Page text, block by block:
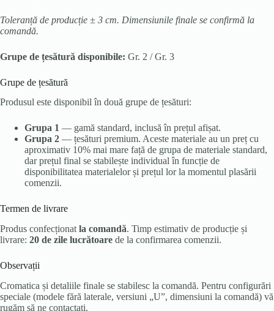
Toleranță de producție ± 3 cm. Dimensiunile finale se confirmă la
comandă.
Grupe de țesătură disponibile: Gr. 2 / Gr. 3
Grupe de țesătură
Produsul este disponibil în două grupe de țesături:
Grupa 1 — gamă standard, inclusă în prețul afișat.
Grupa 2 — țesături premium. Aceste materiale au un preț cu
aproximativ 10% mai mare față de grupa de materiale standard,
dar prețul final se stabilește individual în funcție de
disponibilitatea materialelor și prețul lor la momentul plasării
comenzii.
Termen de livrare
Produs confecționat la comandă. Timp estimativ de producție și
livrare: 20 de zile lucrătoare de la confirmarea comenzii.
Observații
Cromatica și detaliile finale se stabilesc la comandă. Pentru configurări
speciale (modele fără laterale, versiuni „U”, dimensiuni la comandă) vă
rugăm să ne contactați.